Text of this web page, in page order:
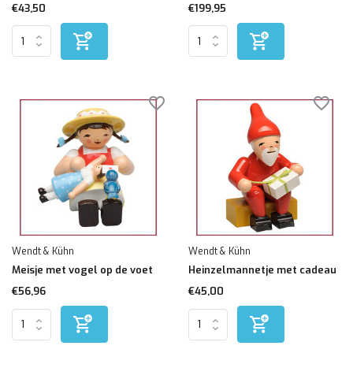
€43,50
€199,95
Wendt & Kühn
Meisje met vogel op de voet
€56,96
Wendt & Kühn
Heinzelmannetje met cadeau
€45,00